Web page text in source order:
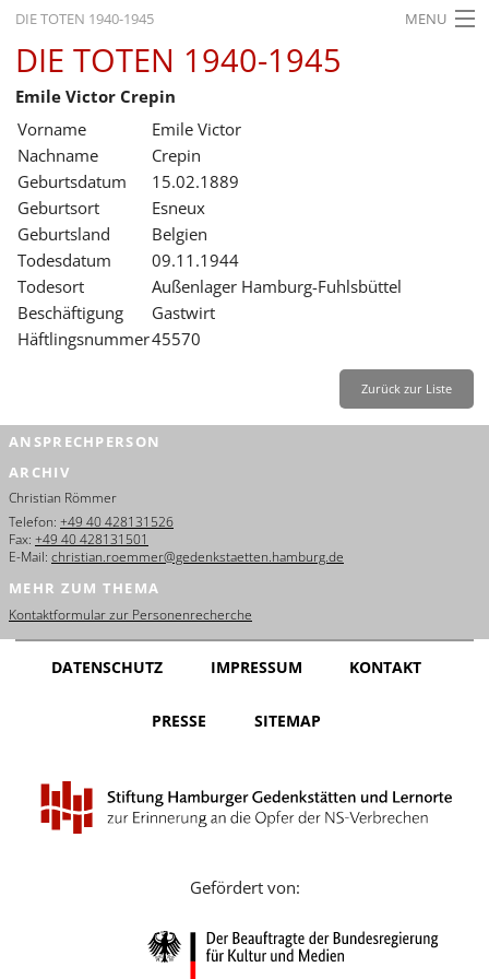
DIE TOTEN 1940-1945 MENU
STARTSEITE
AKTUELLES
AUSSTELLUNGEN
GESCHICHTE
BILDUNG
FORSCHUNG
SERVICE
Français
Dansk
Español
Nederlands
Português
Русский
Leichte Sprache
DIE TOTEN 1940-1945
Emile Victor Crepin
Vorname
Emile Victor
Nachname
Crepin
Geburtsdatum
15.02.1889
Geburtsort
Esneux
Geburtsland
Belgien
Todesdatum
09.11.1944
Todesort
Außenlager Hamburg-Fuhlsbüttel
Beschäftigung
Gastwirt
Häftlingsnummer45570
Zurück zur Liste
ANSPRECHPERSON
ARCHIV
Christian Römmer
Telefon: +49 40 428131526
Fax: +49 40 428131501
E-Mail: christian.roemmer@gedenkstaetten.hamburg.de
MEHR ZUM THEMA
Kontaktformular zur Personenrecherche
DATENSCHUTZ IMPRESSUM KONTAKT
PRESSE SITEMAP
Gefördert von: